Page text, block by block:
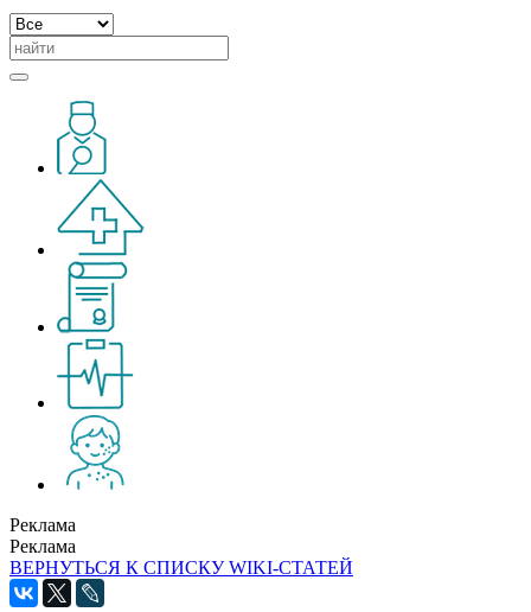
Реклама
Реклама
ВЕРНУТЬСЯ К СПИСКУ WIKI-СТАТЕЙ